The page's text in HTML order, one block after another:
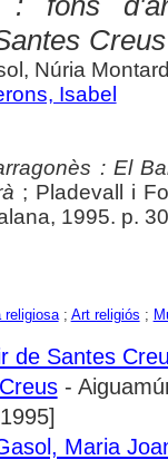
Creus
Núria
Isabel
: El
; Pladevall i
1995. p.
religiosa; Art religiós ;
de Santes
-
Maria